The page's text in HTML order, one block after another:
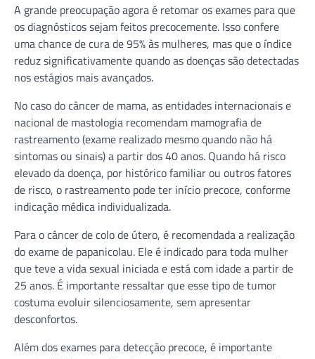
A grande preocupação agora é retomar os exames para que
os diagnósticos sejam feitos precocemente. Isso confere
uma chance de cura de 95% às mulheres, mas que o índice
reduz significativamente quando as doenças são detectadas
nos estágios mais avançados.
No caso do câncer de mama, as entidades internacionais e
nacional de mastologia recomendam mamografia de
rastreamento (exame realizado mesmo quando não há
sintomas ou sinais) a partir dos 40 anos. Quando há risco
elevado da doença, por histórico familiar ou outros fatores
de risco, o rastreamento pode ter início precoce, conforme
indicação médica individualizada.
Para o câncer de colo de útero, é recomendada a realização
do exame de papanicolau. Ele é indicado para toda mulher
que teve a vida sexual iniciada e está com idade a partir de
25 anos. É importante ressaltar que esse tipo de tumor
costuma evoluir silenciosamente, sem apresentar
desconfortos.
Além dos exames para detecção precoce, é importante